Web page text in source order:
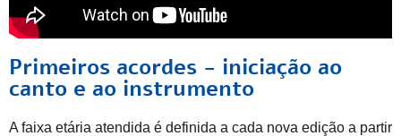
Primeiros acordes - iniciação ao
canto e ao instrumento
A faixa etária atendida é definida a cada nova edição a partir